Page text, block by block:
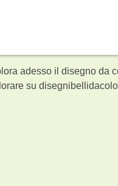
adesso il disegno da
su